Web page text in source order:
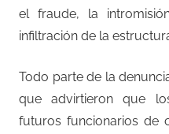
el fraude, la
infiltración de la
Todo parte de la
que advirtieron que
futuros funcionarios de